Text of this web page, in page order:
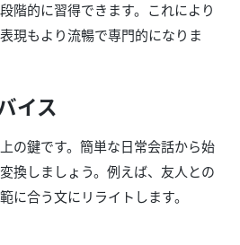
階的に習得できます。これにより
現もより流暢で専門的になりま
イス
の鍵です。簡単な日常会話から始
換しましょう。例えば、友人との
に合う文にリライトします。